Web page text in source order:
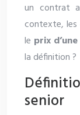
un contrat
contexte,
le prix
la définition ?
senior